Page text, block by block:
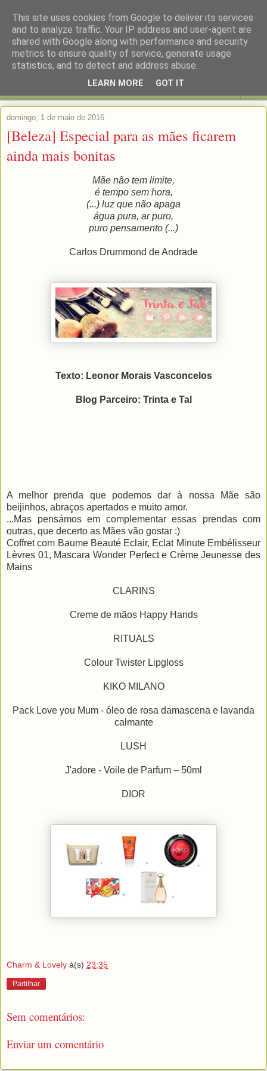
domingo, 1 de maio de 2016
[Beleza] Especial para as mães ficarem
ainda mais bonitas
Mãe não tem limite,
é tempo sem hora,
(...) luz que não apaga
água pura, ar puro,
puro pensamento (...)
Carlos Drummond de Andrade
Texto: Leonor Morais Vasconcelos
Blog Parceiro: Trinta e Tal
A melhor prenda que podemos dar à nossa Mãe são
beijinhos, abraços apertados e muito amor.
...Mas pensámos em complementar essas prendas com
outras, que decerto as Mães vão gostar :)
Coffret com Baume Beauté Eclair, Eclat Minute Embélisseur
Lèvres 01, Mascara Wonder Perfect e Crème Jeunesse des
Mains
CLARINS
Creme de mãos Happy Hands
RITUALS
Colour Twister Lipgloss
KIKO MILANO
Pack Love you Mum - óleo de rosa damascena e lavanda
calmante
LUSH
J'adore - Voile de Parfum – 50ml
DIOR
Charm & Lovely à(s) 23:35
Partilhar
Sem comentários:
Enviar um comentário
This site uses cookies from Google to deliver its services
and to analyze traffic. Your IP address and user-agent are
shared with Google along with performance and security
metrics to ensure quality of service, generate usage
statistics, and to detect and address abuse.
LEARN MORE GOT IT